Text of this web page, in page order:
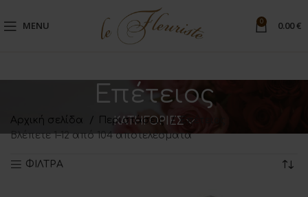
MENU 0 0.00€
Επέτειος
ΚΑΤΗΓΟΡΙΕΣ
Αρχική σελίδα Περιστάσεις
Επέτειος
Βλέπετε 1–12 από 104 αποτελέσματα
ΦΙΛΤΡΑ